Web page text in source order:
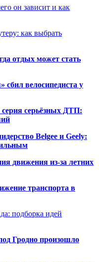
он зависит и как
как выбрать
отдых может стать
сбил велосипедиста у
серьёзных ДТП:
Belgee и Geely:
движения из-за летних
транспорта в
подборка идей
Гродно произошло